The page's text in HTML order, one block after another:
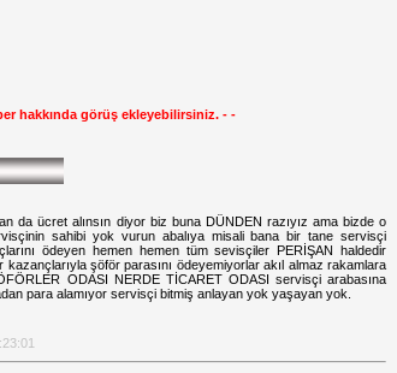
hakkında görüş ekleyebilirsiniz. - -
da ücret alınsın diyor biz buna DÜNDEN razıyız ama bizde o
sahibi yok vurun abalıya misali bana bir tane servisçi
ödeyen hemen hemen tüm sevisçiler PERİŞAN haldedir
şöför parasını ödeyemiyorlar akıl almaz rakamlara
ODASI NERDE TİCARET ODASI servisçi arabasına
para alamıyor servisçi bitmiş anlayan yok yaşayan yok.